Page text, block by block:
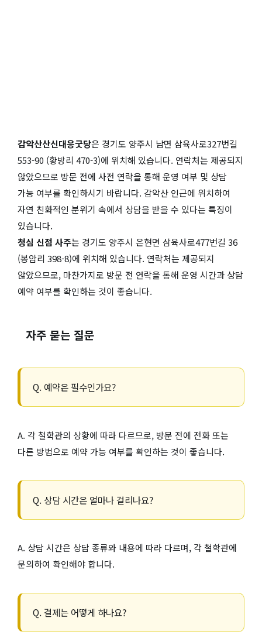
감악산산신대응굿당은 경기도 양주시 남면 삼육사로327번길
553-90 (황방리 470-3)에 위치해 있습니다. 연락처는 제공되지
않았으므로 방문 전에 사전 연락을 통해 운영 여부 및 상담
가능 여부를 확인하시기 바랍니다. 감악산 인근에 위치하여
자연 친화적인 분위기 속에서 상담을 받을 수 있다는 특징이
있습니다.
청심 신점 사주는 경기도 양주시 은현면 삼육사로477번길 36
(봉암리 398-8)에 위치해 있습니다. 연락처는 제공되지
않았으므로, 마찬가지로 방문 전 연락을 통해 운영 시간과 상담
예약 여부를 확인하는 것이 좋습니다.
자주 묻는 질문
Q. 예약은 필수인가요?
A. 각 철학관의 상황에 따라 다르므로, 방문 전에 전화 또는
다른 방법으로 예약 가능 여부를 확인하는 것이 좋습니다.
Q. 상담 시간은 얼마나 걸리나요?
A. 상담 시간은 상담 종류와 내용에 따라 다르며, 각 철학관에
문의하여 확인해야 합니다.
Q. 결제는 어떻게 하나요?